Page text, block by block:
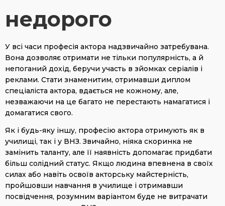
недорого
У всі часи професія актора надзвичайно затребувана.
Вона дозволяє отримати не тільки популярність, а й
непоганий дохід, беручи участь в зйомках серіалів і
реклами. Стати знаменитим, отримавши диплом
спеціаліста актора, вдається не кожному, але,
незважаючи на це багато не перестають намагатися і
домагатися свого.
Як і будь-яку іншу, професію актора отримують як в
училищі, так і у ВНЗ. Звичайно, ніяка скоринка не
замінить таланту, але її наявність допомагає придбати
більш солідний статус. Якщо людина впевнена в своїх
силах або навіть освоїв акторську майстерність,
пройшовши навчання в училище і отримавши
посвідчення, розумним варіантом буде не витрачати